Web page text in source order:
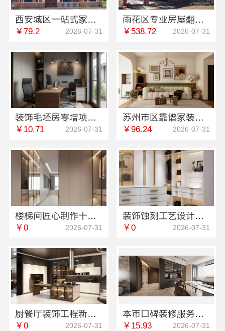
西安城区一站式家装设计毛坯房自有施工队-居安天成（西安）建筑工程有限责任公司
￥79.2 2026-07-31
雨花区专业房屋翻新透明化施工_湖南创益讯建筑有限公司
￥538.72 2026-07-31
装饰毛坯房零增项费用说明-苏州兔哥哥智装新材料有限公司
￥10.71 2026-07-31
苏州市区靠谱家装装修多少钱拎包入住请认准苏州百年豪庭新材料有限公司
￥96.24 2026-07-31
楼梯间匠心制作十年专注，华居不锈钢见证品质传承
￥0 2026-07-31
装饰蚀刻工艺设计公司：华居不锈钢为您展现精湛工艺
￥0 2026-07-31
厨餐厅装饰工程新中式为什么选择江苏东钢金属家居有限公司？
￥0 2026-07-31
本市口碑装修服务实惠-嘉兴绿色之家建材科技有限公司
￥15.93 2026-07-31